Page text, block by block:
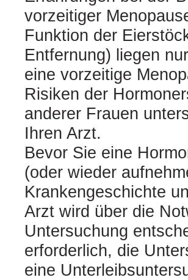
vorzeitiger
Funktion der
Entfernung) liegen
eine vorzeitige
Risiken der
anderer Frauen
Ihren Arzt.
Bevor Sie eine
(oder wieder
Krankengeschichte
Arzt wird über die
Untersuchung
erforderlich, die
eine